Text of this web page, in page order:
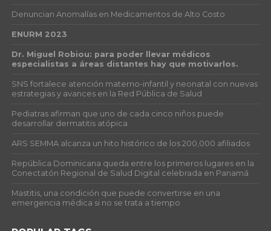
Denuncian Anomalías en Medicamentos de Alto Costo
ENURM 2023
Dr. Miguel Robiou: para poder llevar médicos
especialistas a áreas distantes hay que motivarlos.
SNS fortalece atención materno-infantil y neonatal con nuevas
estrategias y avances en la Red Pública de Salud
Pediatras afirman que uno de cada cinco niños puede
desarrollar dermatitis atópica
ARS SEMMA alcanza un hito histórico de los 200,000 afiliados
República Dominicana queda entre los primeros lugares en la
Conectatón Regional de Salud Digital celebrada en Panamá
Mastitis, una condición que puede convertirse en una
emergencia médica si no se trata a tiempo